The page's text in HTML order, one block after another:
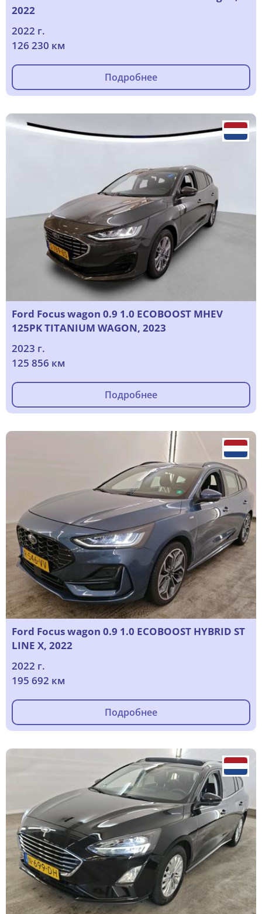
2022
2022 г.
126 230 км
Подробнее
Ford Focus wagon 0.9 1.0 ECOBOOST MHEV
125PK TITANIUM WAGON, 2023
2023 г.
125 856 км
Подробнее
Ford Focus wagon 0.9 1.0 ECOBOOST HYBRID ST
LINE X, 2022
2022 г.
195 692 км
Подробнее